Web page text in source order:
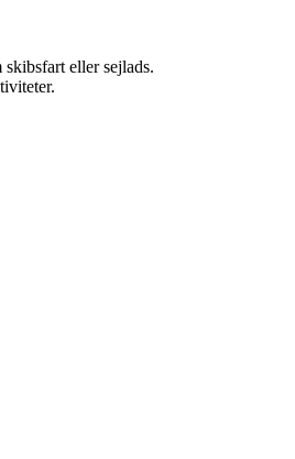
eller sejlads.